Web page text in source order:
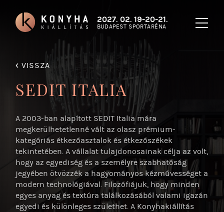
2027. 02. 19-20-21.
BUDAPEST SPORTARÉNA
‹ VISSZA
SEDIT ITALIA
A 2003-ban alapított SEDIT Italia mára
megkerülhetetlenné vált az olasz prémium-
kategóriás étkezőasztalok és étkezőszékek
tekintetében. A vállalat tulajdonosainak célja az volt,
hogy az egyediség és a személyre szabhatóság
jegyében ötvözzék a hagyományos kézművességet a
modern technológiával. Filozófiájuk, hogy minden
egyes anyag és textúra találkozásából valami igazán
egyedi és különleges születhet. A Konyhakiállítás